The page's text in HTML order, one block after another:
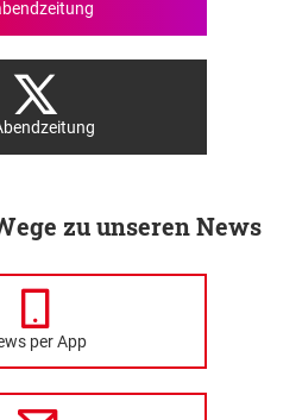
zu unseren News
per App